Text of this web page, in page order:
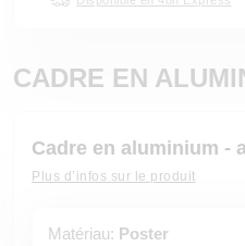
CADRE EN
Cadre en aluminium -
Plus d’infos sur le produit
Matériau: Poster